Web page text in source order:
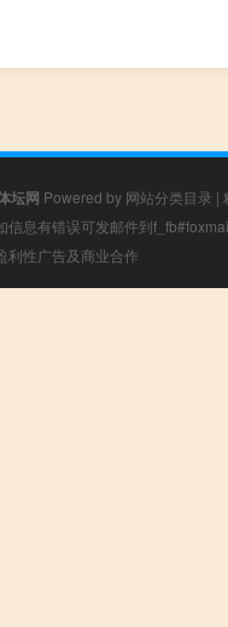
坛网 Powered by 网站分类目录 |
信息有错误可发邮件到
利性广告及商业合作